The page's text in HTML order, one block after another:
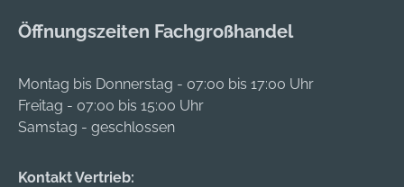
Öffnungszeiten Fachgroßhandel
Montag bis Donnerstag - 07:00 bis 17:00 Uhr
Freitag - 07:00 bis 15:00 Uhr
Samstag - geschlossen
Kontakt Vertrieb: